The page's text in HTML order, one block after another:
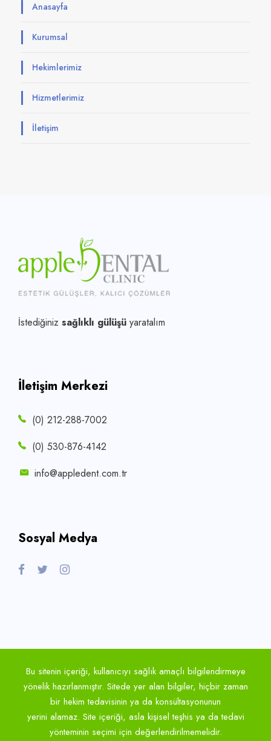
Anasayfa
Kurumsal
Hekimlerimiz
Hizmetlerimiz
İletişim
İstediğiniz sağlıklı gülüşü yaratalım
İletişim Merkezi
(0) 212-288-7002
(0) 530-876-4142
info@appledent.com.tr
Sosyal Medya
Bu sitenin içeriği, kullanıcıyı sağlık amaçlı bilgilendirmeye
yönelik hazırlanmıştır. Sitede yer alan bilgiler, hiçbir zaman
bir hekim tedavisinin ya da konsültasyonunun
yerini alamaz. Site içeriği, asla kişisel teşhis ya da tedavi
yönteminin seçimi için değerlendirilmemelidir.